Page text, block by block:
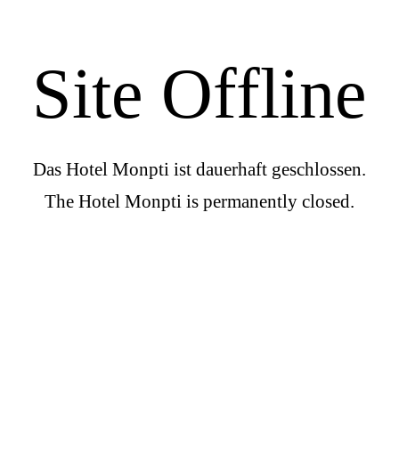
Site Offline
Das Hotel Monpti ist dauerhaft geschlossen.
The Hotel Monpti is permanently closed.